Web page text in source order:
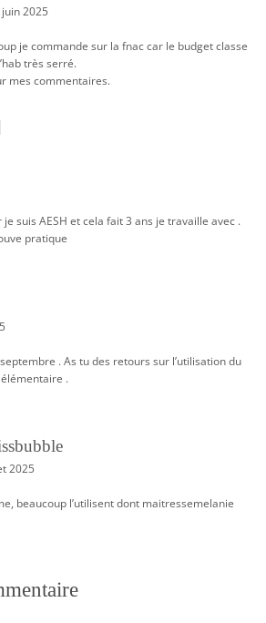
2025
je commande sur la fnac car le budget classe
très serré.
mes commentaires.
suis AESH et cela fait 3 ans je travaille avec .
pratique
. As tu des retours sur l’utilisation du
élémentaire .
2025
beaucoup l’utilisent dont maitressemelanie